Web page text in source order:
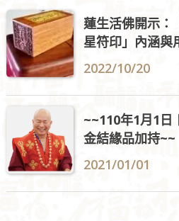
蓮生活佛開示：
星符印」內涵與
2022/10/20
~~110年1月1日
金結緣品加持~~
2021/01/01